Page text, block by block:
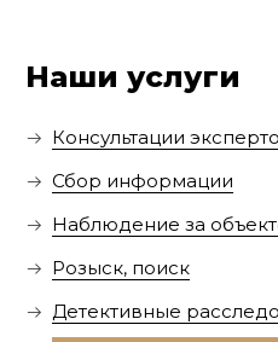
Наши услуги
Консультации
Сбор информации
Наблюдение за
Розыск, поиск
Детективные